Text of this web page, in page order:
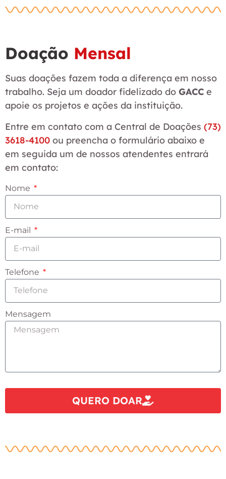
Doação Mensal
Suas doações fazem toda a diferença em nosso
trabalho. Seja um doador fidelizado do GACC e
apoie os projetos e ações da instituição.
Entre em contato com a Central de Doações (73)
3618-4100 ou preencha o formulário abaixo e
em seguida um de nossos atendentes entrará
em contato:
Nome
E-mail
Telefone
Mensagem
QUERO DOAR